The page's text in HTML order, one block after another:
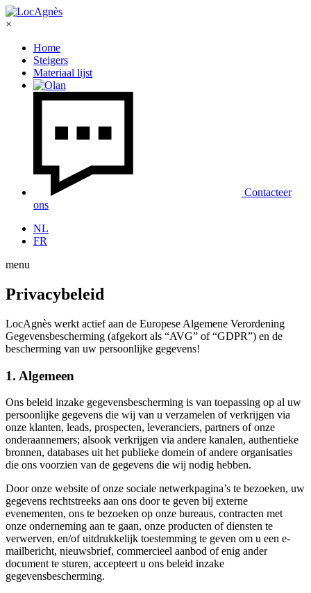
×
Home
Steigers
Materiaal lijst
Contacteer
ons
NL
FR
menu
Privacybeleid
LocAgnès werkt actief aan de Europese Algemene Verordening
Gegevensbescherming (afgekort als “AVG” of “GDPR”) en de
bescherming van uw persoonlijke gegevens!
1. Algemeen
Ons beleid inzake gegevensbescherming is van toepassing op al uw
persoonlijke gegevens die wij van u verzamelen of verkrijgen via
onze klanten, leads, prospecten, leveranciers, partners of onze
onderaannemers; alsook verkrijgen via andere kanalen, authentieke
bronnen, databases uit het publieke domein of andere organisaties
die ons voorzien van de gegevens die wij nodig hebben.
Door onze website of onze sociale netwerkpagina’s te bezoeken, uw
gegevens rechtstreeks aan ons door te geven bij externe
evenementen, ons te bezoeken op onze bureaus, contracten met
onze onderneming aan te gaan, onze producten of diensten te
verwerven, en/of uitdrukkelijk toestemming te geven om u een e-
mailbericht, nieuwsbrief, commercieel aanbod of enig ander
document te sturen, accepteert u ons beleid inzake
gegevensbescherming.